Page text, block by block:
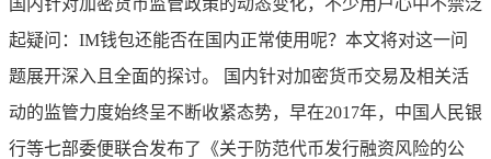
起疑问：IM钱包还能否在国内正常使用呢？本文将对这一问
题展开深入且全面的探讨。 国内针对加密货币交易及相关活
动的监管力度始终呈不断收紧态势，早在2017年，中国人民银
行等七部委便联合发布了《关于防范代币发行融资风险的公